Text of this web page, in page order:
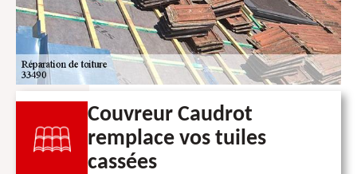
Couvreur Caudrot
remplace vos tuiles
cassées